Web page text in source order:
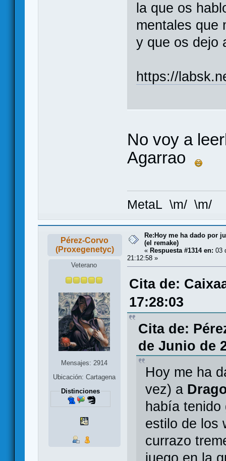
la que os
mentales que
y que os dejo
https://
No voy a
Agarrao
MetaL \m/ \m/
Pérez-Corvo
(Proxegenetyc)
Veterano
Mensajes: 2914
Ubicación: Cartagena
Distinciones
Re:Hoy me ha dado por
(el remake)
« Respuesta #1314 en: 03
21:12:58 »
Cita de:
17:28:03
Cita de:
de Junio de
Hoy me ha
vez) a
había
estilo de los
currazo
juego en la